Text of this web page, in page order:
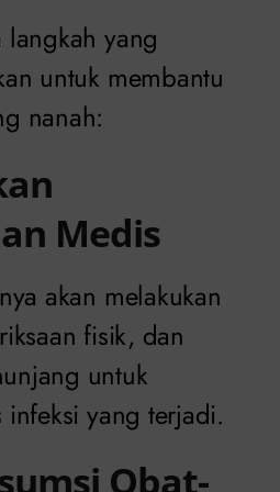
langkah yang
untuk membantu
nanah:
Medis
akan melakukan
fisik, dan
untuk
yang terjadi.
Obat-